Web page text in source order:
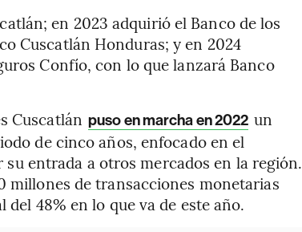
en 2023 adquirió el Banco de los
Cuscatlán Honduras; y en 2024
Confío, con lo que lanzará Banco
Cuscatlán puso en marcha en 2022 un
de cinco años, enfocado en el
entrada a otros mercados en la región.
millones de transacciones monetarias
48% en lo que va de este año.